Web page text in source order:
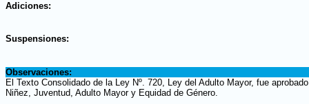
Adiciones:
Suspensiones:
Observaciones:
El Texto Consolidado de la Ley Nº. 720, Ley del Adulto Mayor, fue
Niñez, Juventud, Adulto Mayor y Equidad de Género.